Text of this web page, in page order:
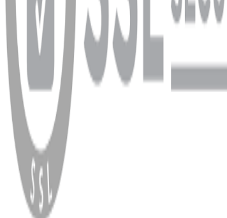
WhatsApp Facebook
Copyright
2026 Dükkan Hifi